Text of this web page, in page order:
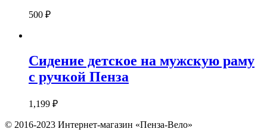
500 ₽
Сидение детское на мужскую раму
с ручкой Пенза
1,199 ₽
© 2016-2023 Интернет-магазин «Пенза-Вело»